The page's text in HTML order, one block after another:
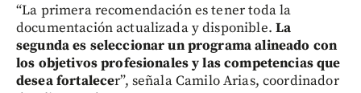
“La primera recomendación es tener toda la
documentación actualizada y disponible. La
segunda es seleccionar un programa alineado con
los objetivos profesionales y las competencias que
desea fortalecer”, señala Camilo Arias, coordinador